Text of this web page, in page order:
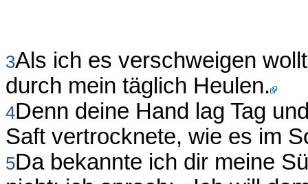
3Als ich es verschweigen
durch mein täglich Heulen.
4Denn deine Hand lag Tag
Saft vertrocknete, wie es im
5Da bekannte ich dir meine